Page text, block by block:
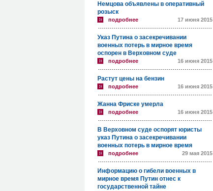
Немцова объявлены в оперативный
розыск
подробнее 17 июня 2015
Указ Путина о засекречивании
военных потерь в мирное время
оспорен в Верховном суде
подробнее 16 июня 2015
Растут цены на бензин
подробнее 16 июня 2015
Жанна Фриске умерла
подробнее 16 июня 2015
В Верховном суде оспорят юристы
указ Путина о засекречивании
военных потерь в мирное время
подробнее 29 мая 2015
Информацию о гибели военных в
мирное время Путин отнес к
государственной тайне